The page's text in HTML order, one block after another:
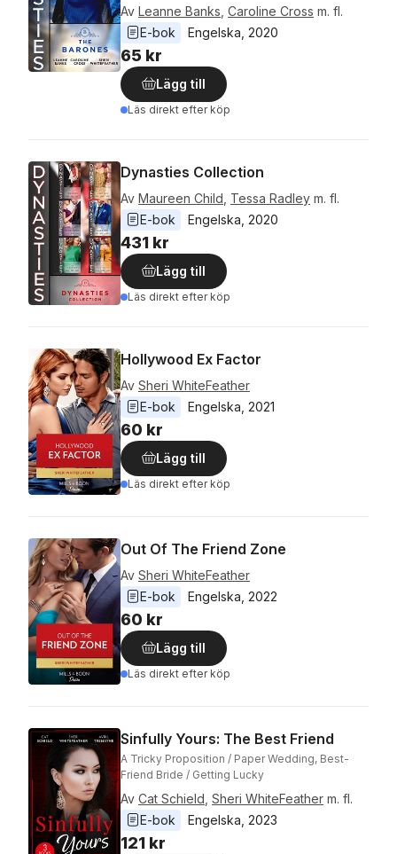
Av Leanne Banks Caroline Cross m. fl.
E-bok
Engelska 2020
65 kr
Lägg till
Läs direkt efter köp
Dynasties Collection
Av Maureen Child Tessa Radley m. fl.
E-bok
Engelska 2020
431 kr
Lägg till
Läs direkt efter köp
Hollywood Ex Factor
Av Sheri WhiteFeather
E-bok
Engelska 2021
60 kr
Lägg till
Läs direkt efter köp
Out Of The Friend Zone
Av Sheri WhiteFeather
E-bok
Engelska 2022
60 kr
Lägg till
Läs direkt efter köp
Sinfully Yours: The Best Friend
A Tricky Proposition / Paper Wedding, Best-
Friend Bride / Getting Lucky
Av Cat Schield Sheri WhiteFeather m. fl.
E-bok
Engelska 2023
121 kr